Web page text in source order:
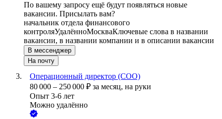
По вашему запросу ещё будут появляться новые
вакансии. Присылать вам?
начальник отдела финансового
контроляУдалённоМоскваКлючевые слова в названии
вакансии, в названии компании и в описании вакансии
В мессенджер
На почту
Операционный директор (COO)
80 000 – 250 000 ₽ за месяц, на руки
Опыт 3-6 лет
Можно удалённо